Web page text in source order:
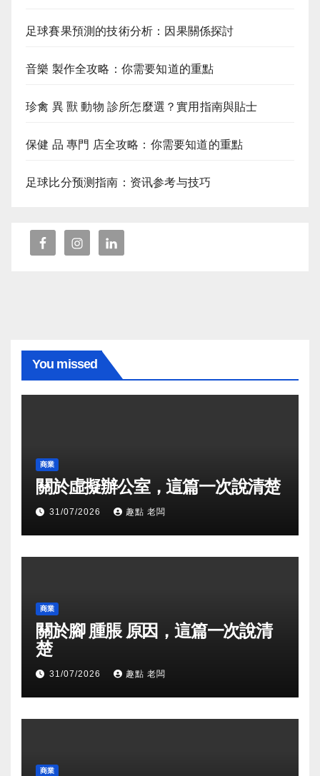
足球賽果預測的技術分析：因果關係探討
音樂 製作全攻略：你需要知道的重點
珍禽 異 獸 動物 診所怎麼選？實用指南與貼士
保健 品 專門 店全攻略：你需要知道的重點
足球比分预测指南：资讯参考与技巧
You missed
商業
關於虛擬辦公室，這篇一次說清楚
31/07/2026 趣點 老闆
商業
關於腳 腫脹 原因，這篇一次說清
楚
31/07/2026 趣點 老闆
商業